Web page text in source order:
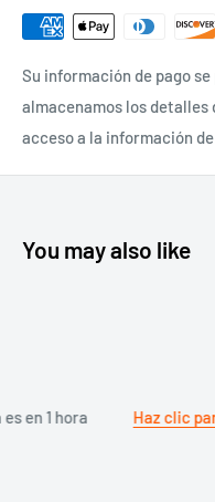
Su información de pago
almacenamos los
acceso a la información
You may also like
Haz clic para